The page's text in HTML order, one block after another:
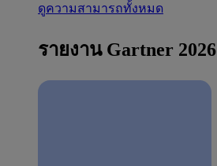
ดูความสามารถทั้งหมด
รายงาน Gartner 2026